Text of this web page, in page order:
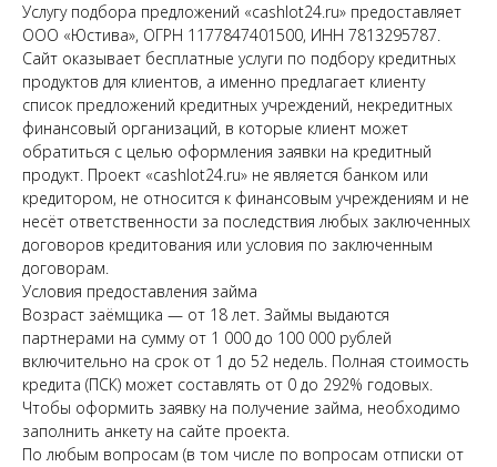
Услугу подбора предложений «cashlot24.ru» предоставляет
ООО «Юстива», ОГРН 1177847401500, ИНН 7813295787.
Сайт оказывает бесплатные услуги по подбору кредитных
продуктов для клиентов, а именно предлагает клиенту
список предложений кредитных учреждений, некредитных
финансовый организаций, в которые клиент может
обратиться с целью оформления заявки на кредитный
продукт. Проект «cashlot24.ru» не является банком или
кредитором, не относится к финансовым учреждениям и не
несёт ответственности за последствия любых заключенных
договоров кредитования или условия по заключенным
договорам.
Условия предоставления займа
Возраст заёмщика — от 18 лет. Займы выдаются
партнерами на сумму от 1 000 до 100 000 рублей
включительно на срок от 1 до 52 недель. Полная стоимость
кредита (ПСК) может составлять от 0 до 292% годовых.
Чтобы оформить заявку на получение займа, необходимо
заполнить анкету на сайте проекта.
По любым вопросам (в том числе по вопросам отписки от